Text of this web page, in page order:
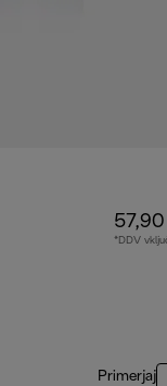
*DDV
Primerjaj